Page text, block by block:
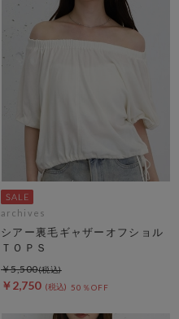
archives
シアー裏毛ギャザーオフショル
ＴＯＰＳ
￥2,750 50％OFF
￥5,500